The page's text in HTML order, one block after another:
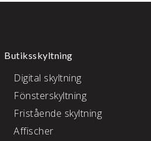
Butiksskyltning
Digital skyltning
Fönsterskyltning
Fristående skyltning
Affischer